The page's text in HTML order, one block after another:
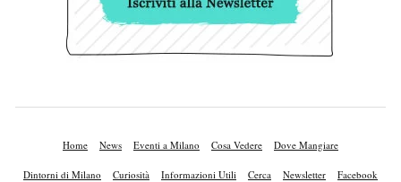
Home News Eventi a Milano Cosa Vedere Dove Mangiare
Dintorni di Milano Curiosità Informazioni Utili Cerca Newsletter Facebook